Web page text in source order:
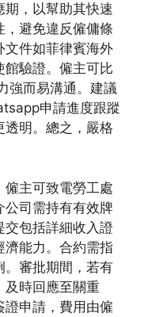
，以幫助其快速
避免違反僱傭條
文件如菲律賓海外
驗證。僱主可比
強而易溝通。建議
申請進度跟蹤
透明。總之，嚴格
主可致電勞工處
公司需持有有效牌
交包括詳細收入證
濟能力。合約需指
。審批期間，若有
及時回應至關重
申請，費用由僱